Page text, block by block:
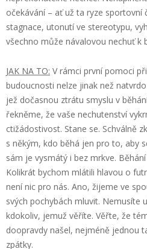
očekávání – ať už ta ryze sportovní
stagnace, utonutí ve stereotypu,
všechno může návalovou nechuť k
JAK NA TO: V rámci první pomoci
budoucnosti nelze jinak než
jež dočasnou ztrátu smyslu v
řekněme, že vaše nechutenství
ctižádostivost. Stane se. Schválně
s někým, kdo běhá jen pro to, aby
sám je vysmátý i bez mrkve.
Kolikrát bychom mlátili hlavou o
není nic pro nás. Ano, žijeme ve
svých pochybách mluvit. Nemusíte
kdokoliv, jemuž věříte. Věřte, že
doopravdy našel, nejméně jednou
zpátky.